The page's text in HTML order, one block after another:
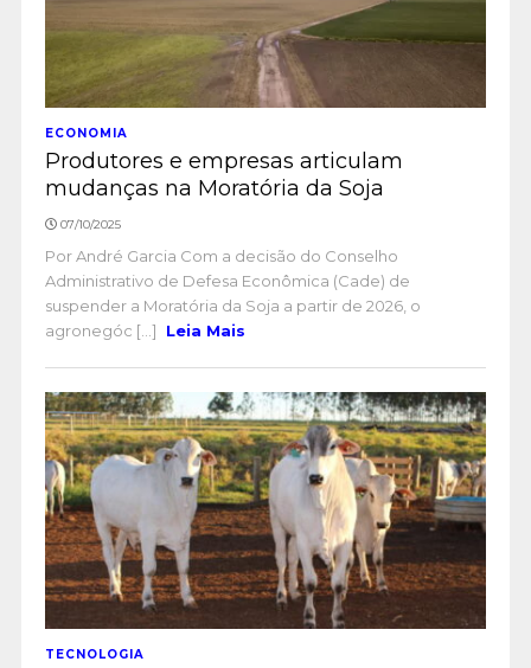
ECONOMIA
Produtores e empresas articulam
mudanças na Moratória da Soja
07/10/2025
Por André Garcia Com a decisão do Conselho
Administrativo de Defesa Econômica (Cade) de
suspender a Moratória da Soja a partir de 2026, o
agronegóc [...]
Leia Mais
TECNOLOGIA